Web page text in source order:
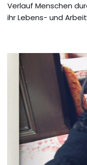
Verlauf Menschen
ihr Lebens- und